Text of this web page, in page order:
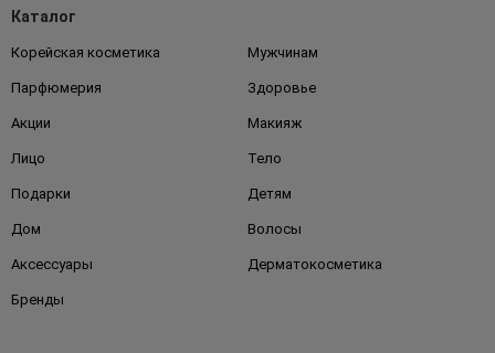
Каталог
Корейская косметика Мужчинам
Парфюмерия Здоровье
Акции Макияж
Лицо Тело
Подарки Детям
Дом Волосы
Аксессуары Дерматокосметика
Бренды